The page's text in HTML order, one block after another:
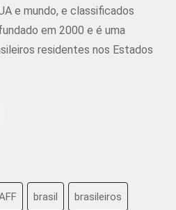
e mundo, e classificados
em 2000 e é uma
residentes nos Estados
brasil brasileiros